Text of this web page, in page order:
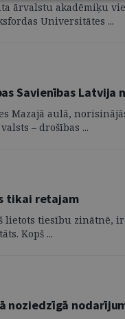
ārvalstu akadēmiķu
Universitātes ...
Savienības Latvija
Mazajā aulā,
– drošības ...
tikai retajam
lietots tiesību zinātnē,
Kopš ...
noziedzīgā